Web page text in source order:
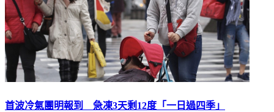
首波冷氣團明報到 急凍3天剩12度「一日過四季」